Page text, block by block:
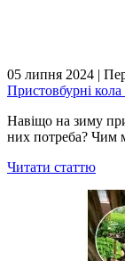
05 липня 2024 |
Пристовбурні
Навіщо на зиму
них потреба? Чим
Читати статтю